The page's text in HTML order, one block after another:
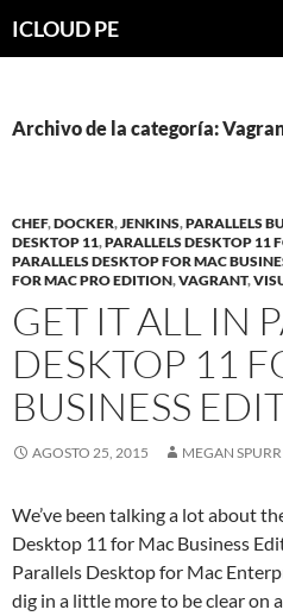
hacia
ICLOUD PE
Archivo de la categoría:
CHEF,DOCKER,JENKINS,PARALLELS
DESKTOP 11,PARALLELS DESKTOP 11
PARALLELS DESKTOP FOR MAC
FOR MAC PRO EDITION,VAGRANT,
GET IT ALL IN
DESKTOP 11
BUSINESS
AGOSTO 25, 2015 MEGAN SPURR
We’ve been talking a lot about
Desktop 11 for Mac Business
Parallels Desktop for Mac
dig in a little more to be clear on